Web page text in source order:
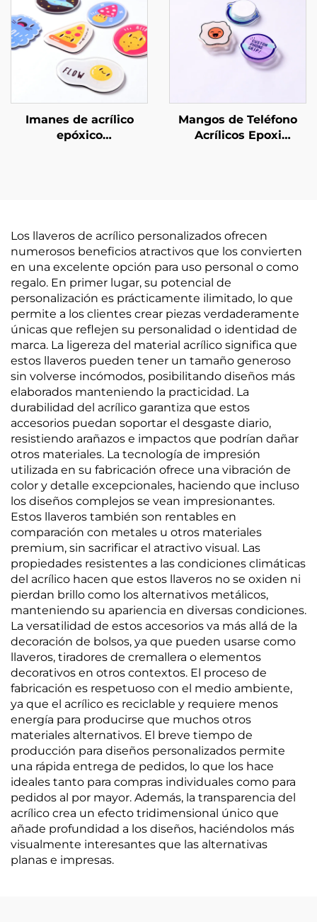
Imanes de acrílico
epóxico
Mangos de Teléfono
Acrílicos Epoxi
Los llaveros de acrílico personalizados ofrecen
numerosos beneficios atractivos que los convierten
en una excelente opción para uso personal o como
regalo. En primer lugar, su potencial de
personalización es prácticamente ilimitado, lo que
permite a los clientes crear piezas verdaderamente
únicas que reflejen su personalidad o identidad de
marca. La ligereza del material acrílico significa que
estos llaveros pueden tener un tamaño generoso
sin volverse incómodos, posibilitando diseños más
elaborados manteniendo la practicidad. La
durabilidad del acrílico garantiza que estos
accesorios puedan soportar el desgaste diario,
resistiendo arañazos e impactos que podrían dañar
otros materiales. La tecnología de impresión
utilizada en su fabricación ofrece una vibración de
color y detalle excepcionales, haciendo que incluso
los diseños complejos se vean impresionantes.
Estos llaveros también son rentables en
comparación con metales u otros materiales
premium, sin sacrificar el atractivo visual. Las
propiedades resistentes a las condiciones climáticas
del acrílico hacen que estos llaveros no se oxiden ni
pierdan brillo como los alternativos metálicos,
manteniendo su apariencia en diversas condiciones.
La versatilidad de estos accesorios va más allá de la
decoración de bolsos, ya que pueden usarse como
llaveros, tiradores de cremallera o elementos
decorativos en otros contextos. El proceso de
fabricación es respetuoso con el medio ambiente,
ya que el acrílico es reciclable y requiere menos
energía para producirse que muchos otros
materiales alternativos. El breve tiempo de
producción para diseños personalizados permite
una rápida entrega de pedidos, lo que los hace
ideales tanto para compras individuales como para
pedidos al por mayor. Además, la transparencia del
acrílico crea un efecto tridimensional único que
añade profundidad a los diseños, haciéndolos más
visualmente interesantes que las alternativas
planas e impresas.